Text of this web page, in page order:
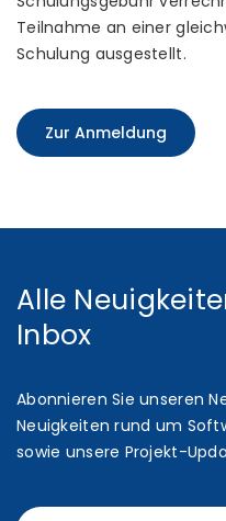
Teilnahme an einer
Schulung ausgestellt.
Zur Anmeldung
Alle
Inbox
Abonnieren Sie unseren
Neuigkeiten rund um
sowie unsere Projekt-